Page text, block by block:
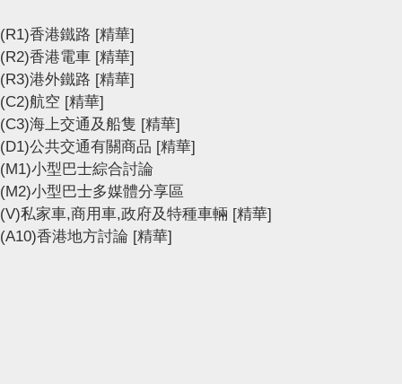
(R1)香港鐵路 [精華]
(R2)香港電車 [精華]
(R3)港外鐵路 [精華]
(C2)航空 [精華]
(C3)海上交通及船隻 [精華]
(D1)公共交通有關商品 [精華]
(M1)小型巴士綜合討論
(M2)小型巴士多媒體分享區
(V)私家車,商用車,政府及特種車輛 [精華]
(A10)香港地方討論 [精華]